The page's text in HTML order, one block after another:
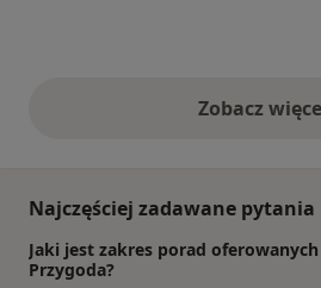
Zobacz
Najczęściej zadawane pytania
Jaki jest zakres porad
Przygoda?